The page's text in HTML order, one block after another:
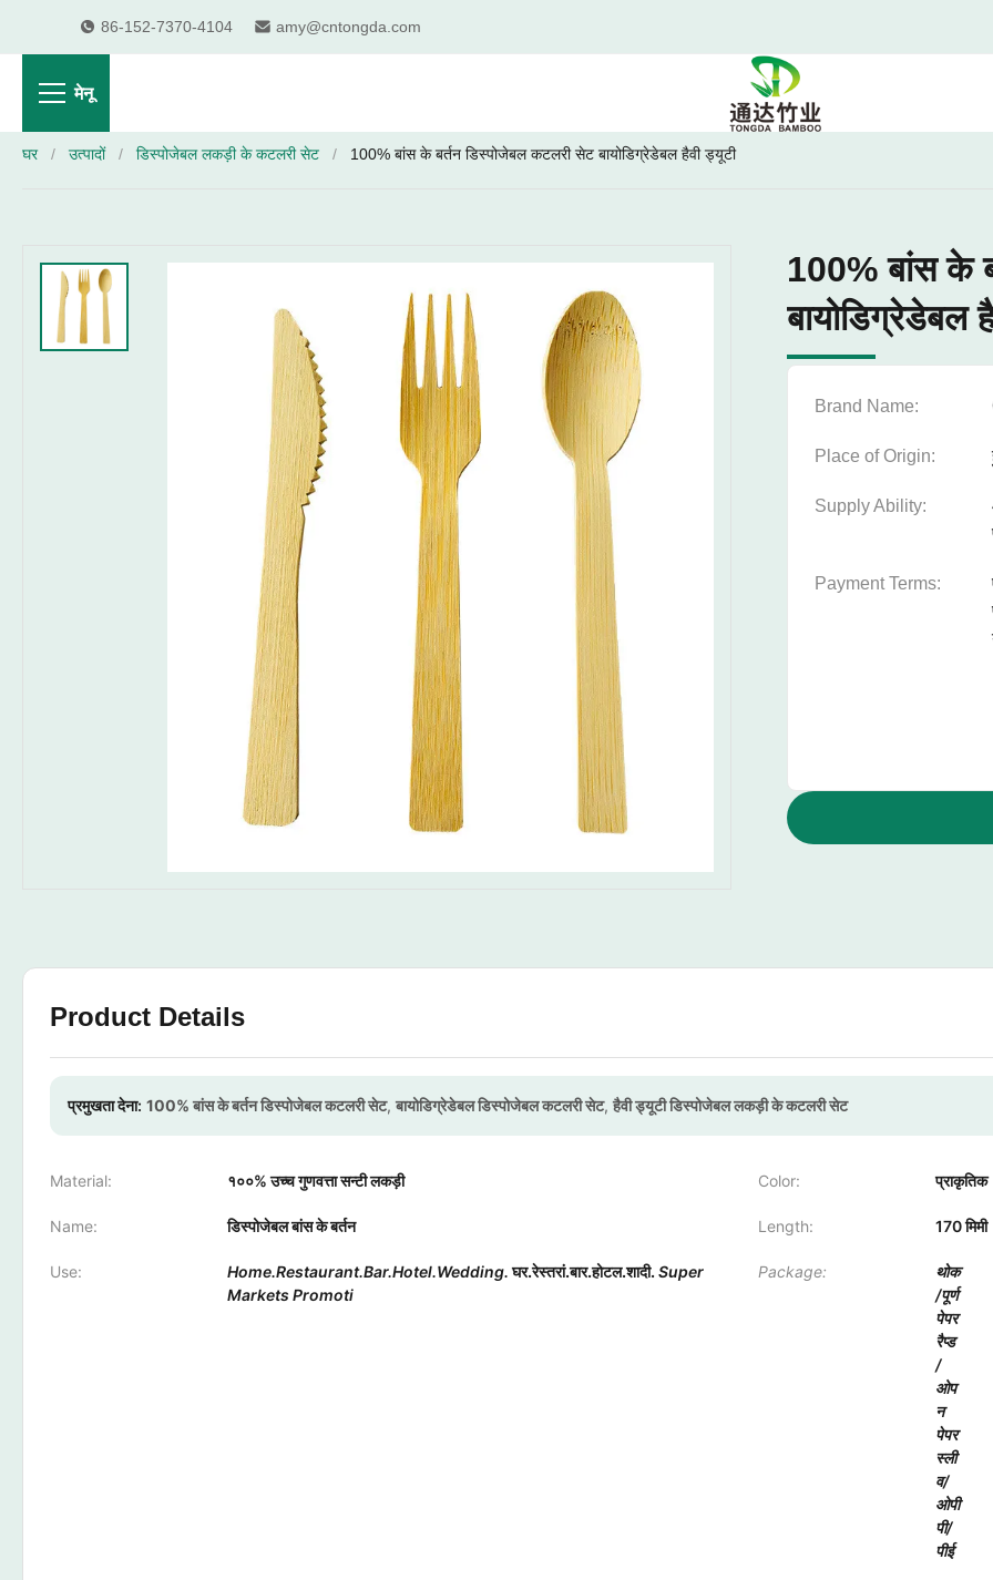
86-152-7370-4104 amy@cntongda.com
मेनू
घर / उत्पादों / डिस्पोजेबल लकड़ी के कटलरी सेट / 100% बांस के बर्तन डिस्पोजेबल कटलरी सेट बायोडिग्रेडेबल हैवी ड्यूटी
100% बांस के
बायोडिग्रेडेबल
Brand Name:
Place of Origin:
Supply Ability:
Payment Terms:
Product Details
प्रमुखता देना: 100% बांस के बर्तन डिस्पोजेबल कटलरी सेट, बायोडिग्रेडेबल डिस्पोजेबल कटलरी सेट, हैवी ड्यूटी डिस्पोजेबल लकड़ी के कटलरी सेट
Material: १००% उच्च गुणवत्ता सन्टी लकड़ी Color: प्राकृतिक
Name: डिस्पोजेबल बांस के बर्तन Length: 170 मिमी
Use: Home.Restaurant.Bar.Hotel.Wedding. घर.रेस्तरां.बार.होटल.शादी. Super
Markets Promoti
Package:
थोक
/पूर्ण
पेपर
रैप्ड
/
ओप
न
पेपर
स्ली
व/
ओपी
पी/
पीई